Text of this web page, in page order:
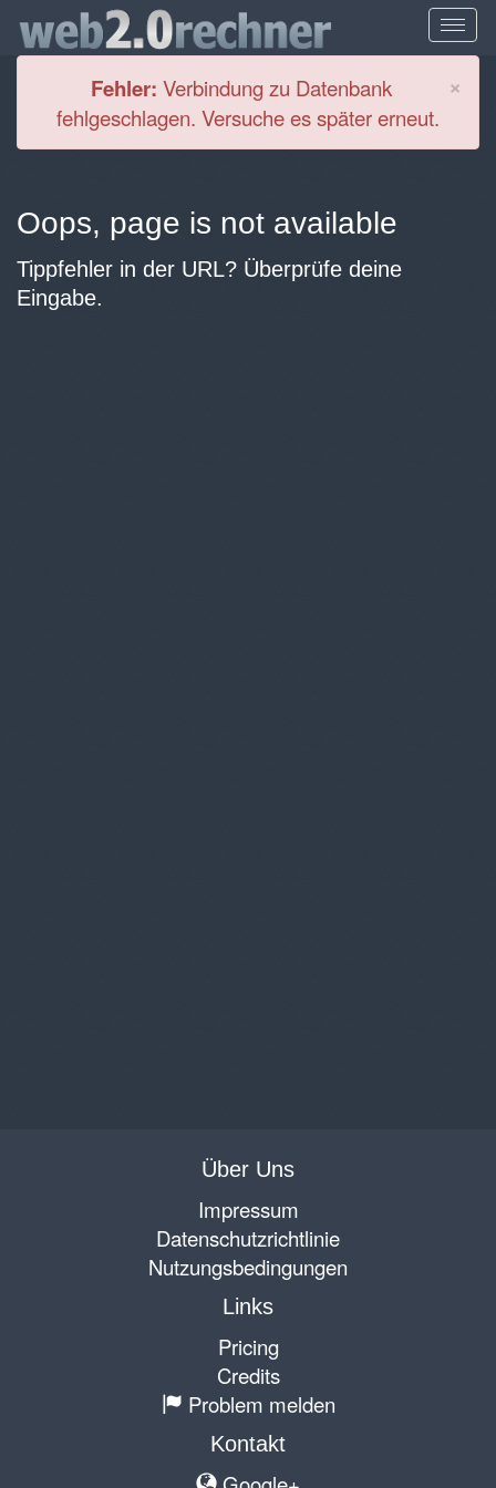
×
Fehler: Verbindung zu Datenbank
fehlgeschlagen. Versuche es später erneut.
Oops, page is not available
Tippfehler in der URL? Überprüfe deine
Eingabe.
Über Uns
Impressum
Datenschutzrichtlinie
Nutzungsbedingungen
Links
Pricing
Credits
Problem melden
Kontakt